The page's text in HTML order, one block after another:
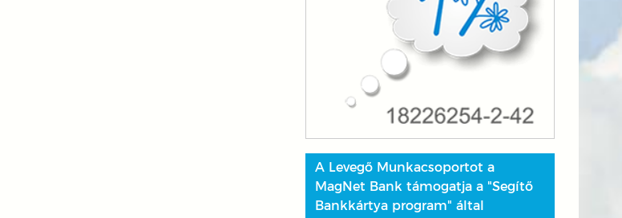
A Levegő Munkacsoportot a
MagNet Bank támogatja a "Segítő
Bankkártya program" által